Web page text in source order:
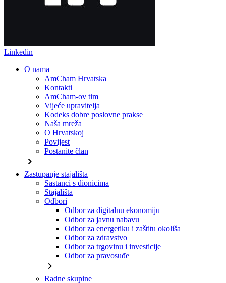
Linkedin
O nama
AmCham Hrvatska
Kontakti
AmCham-ov tim
Vijeće upravitelja
Kodeks dobre poslovne prakse
Naša mreža
O Hrvatskoj
Povijest
Postanite član
chevron_right
Zastupanje stajališta
Sastanci s dionicima
Stajališta
Odbori
Odbor za digitalnu ekonomiju
Odbor za javnu nabavu
Odbor za energetiku i zaštitu okoliša
Odbor za zdravstvo
Odbor za trgovinu i investicije
Odbor za pravosuđe
chevron_right
Radne skupine